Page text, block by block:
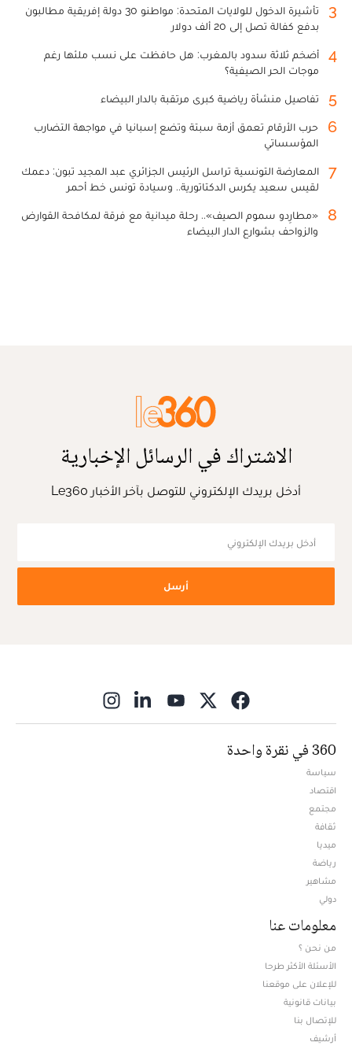
3
تأشيرة الدخول للولايات المتحدة: مواطنو 30 دولة إفريقية مطالبون
بدفع كفالة تصل إلى 20 ألف دولار
4
أضخم ثلاثة سدود بالمغرب: هل حافظت على نسب ملئها رغم
موجات الحر الصيفية؟
5 تفاصيل منشأة رياضية كبرى مرتقبة بالدار البيضاء
6
حرب الأرقام تعمق أزمة سبتة وتضع إسبانيا في مواجهة التضارب
المؤسساتي
7
المعارضة التونسية تراسل الرئيس الجزائري عبد المجيد تبون: دعمك
لقيس سعيد يكرس الدكتاتورية.. وسيادة تونس خط أحمر
8
«مطارِدو سموم الصيف».. رحلة ميدانية مع فرقة لمكافحة القوارض
والزواحف بشوارع الدار البيضاء
الاشتراك في الرسائل الإخبارية
أدخل بريدك الإلكتروني للتوصل بآخر الأخبار Le360
أرسل
360 في نقرة واحدة
سياسة
اقتصاد
مجتمع
ثقافة
ميديا
رياضة
مشاهير
دولي
معلومات عنا
من نحن ؟
الأسئلة الأكثر طرحا
للإعلان على موقعنا
بيانات قانونية
للإتصال بنا
أرشيف